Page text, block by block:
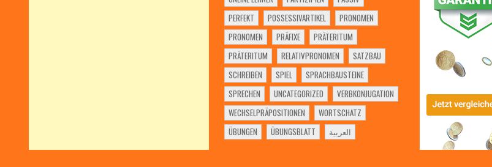
PERFEKT
POSSESSIVARTIKEL
PRONOMEN
PRONOMEN
PRÄFIXE
PRÄTERITUM
PRÄTERITUM
RELATIVPRONOMEN
SATZBAU
SCHREIBEN
SPIEL
SPRACHBAUSTEINE
SPRECHEN
UNCATEGORIZED
VERBKONJUGATION
WECHSELPRÄPOSITIONEN
WORTSCHATZ
ÜBUNGEN
ÜBUNGSBLATT العربية